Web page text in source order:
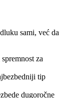
sami, već da
za
tip
dugoročne